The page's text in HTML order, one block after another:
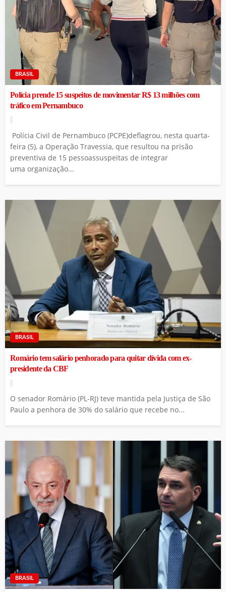
BRASIL
Polícia prende 15 suspeitos de movimentar R$ 13 milhões com
tráfico em Pernambuco
Polícia Civil de Pernambuco (PCPE)deflagrou, nesta quarta-
feira (5), a Operação Travessia, que resultou na prisão
preventiva de 15 pessoassuspeitas de integrar
uma organização...
BRASIL
Romário tem salário penhorado para quitar dívida com ex-
presidente da CBF
O senador Romário (PL-RJ) teve mantida pela Justiça de São
Paulo a penhora de 30% do salário que recebe no...
BRASIL